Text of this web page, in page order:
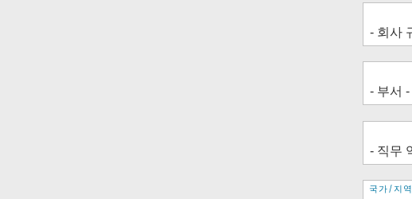
주
국가/지역